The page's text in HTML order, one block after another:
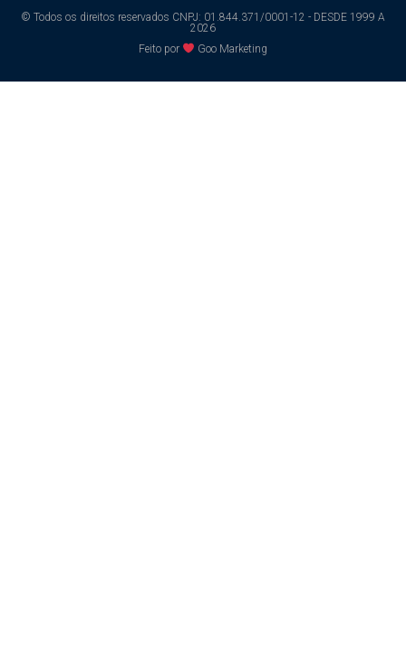
© Todos os direitos reservados CNPJ: 01.844.371/0001-12 - DESDE 1999 A
2026
Feito por
Goo Marketing